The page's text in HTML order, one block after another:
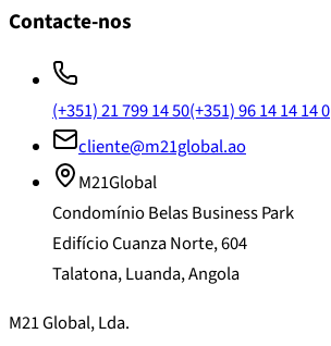
Contacte-nos
(+351) 21 799 14 50(+351) 96 14 14 14 0
cliente@m21global.ao
M21Global
Condomínio Belas Business Park
Edifício Cuanza Norte, 604
Talatona, Luanda, Angola
M21 Global, Lda.